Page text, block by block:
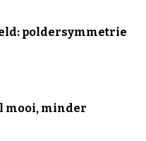
poldersymmetrie
mooi, minder